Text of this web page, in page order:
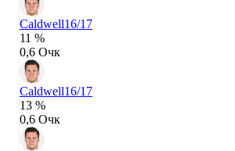
Caldwell16/17
11 %
0,6 Очк
Caldwell16/17
13 %
0,6 Очк